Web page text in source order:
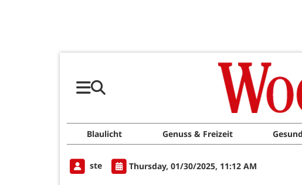
Blaulicht Genuss & Freizeit
ste Thursday, 01/30/2025, 11:12 AM